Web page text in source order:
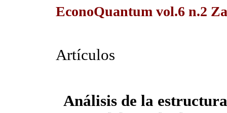
EconoQuantum vol.6 n.2
Artículos
Análisis de la